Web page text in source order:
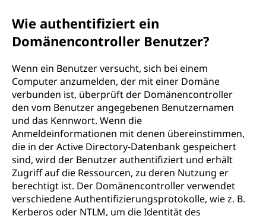
Wie authentifiziert ein
Domänencontroller Benutzer?
Wenn ein Benutzer versucht, sich bei einem
Computer anzumelden, der mit einer Domäne
verbunden ist, überprüft der Domänencontroller
den vom Benutzer angegebenen Benutzernamen
und das Kennwort. Wenn die
Anmeldeinformationen mit denen übereinstimmen,
die in der Active Directory-Datenbank gespeichert
sind, wird der Benutzer authentifiziert und erhält
Zugriff auf die Ressourcen, zu deren Nutzung er
berechtigt ist. Der Domänencontroller verwendet
verschiedene Authentifizierungsprotokolle, wie z. B.
Kerberos oder NTLM, um die Identität des